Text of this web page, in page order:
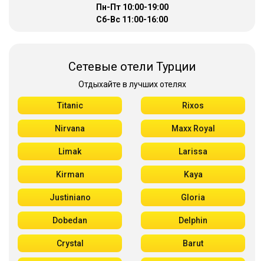
Пн-Пт 10:00-19:00
Сб-Вс 11:00-16:00
Сетевые отели Турции
Отдыхайте в лучших отелях
Titanic Rixos
Nirvana Maxx Royal
Limak Larissa
Kirman Kaya
Justiniano Gloria
Dobedan Delphin
Crystal Barut